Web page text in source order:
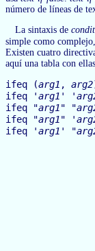
número de líneas de
La sintaxis de
simple como
Existen cuatro
aquí una tabla con
ifeq (arg1 , arg2
ifeq 'arg1 ' '
ifeq "arg1" "
ifeq "arg1" '
ifeq 'arg1 ' "